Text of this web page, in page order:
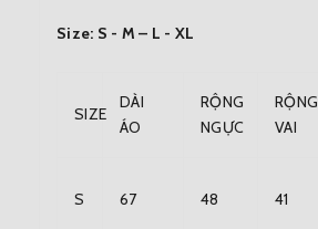
Size: S - M – L - XL
SIZE
DÀI
ÁO
RỘNG
NGỰC
RỘNG
VAI
S 67 48 41